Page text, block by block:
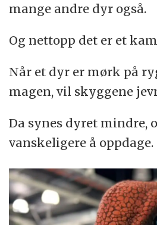
mange andre dyr også.
Og nettopp det er et
Når et dyr er mørk på
magen, vil skyggene
Da synes dyret mindre,
vanskeligere å oppdage.